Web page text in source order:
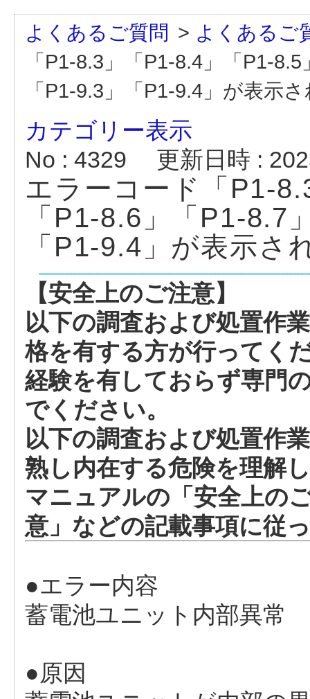
よくあるご質問 > よくあるご
「P1-8.3」「P1-8.4」「P1-
「P1-9.3」「P1-9.4」が表示
カテゴリー表示
No : 4329
更新日時 :
エラーコード「P1-
「P1-8.6」「P1-8.7
「P1-9.4」が表示さ
【安全上のご注意】
以下の調査および処置作
格を有する方が行ってく
経験を有しておらず専門
でください。
以下の調査および処置作
熟し内在する危険を理解
マニュアルの「安全上の
意」などの記載事項に従
●エラー内容
蓄電池ユニット内部異常
●原因